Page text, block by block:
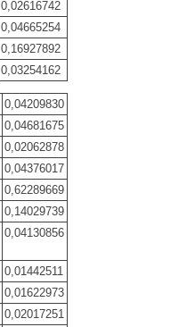
0,02616742
0,04665254
0,16927892
0,03254162
0,04209830
0,04681675
0,02062878
0,04376017
0,62289669
0,14029739
0,04130856
0,01442511
0,01622973
0,02017251